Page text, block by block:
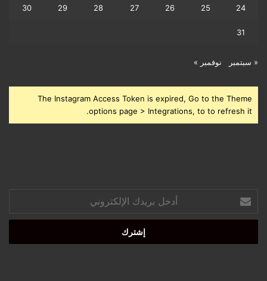
24
25
26
27
28
29
30
31
« سبتمبر نوفمبر »
The Instagram Access Token is expired, Go to the Theme
options page > Integrations, to to refresh it.
بريدك
الإلكتروني